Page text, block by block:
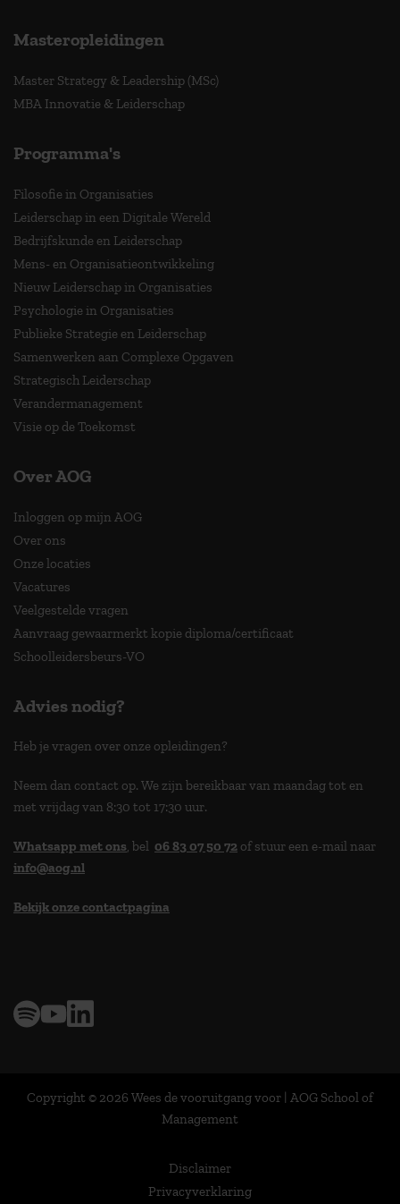
Masteropleidingen
Master Strategy & Leadership (MSc)
MBA Innovatie & Leiderschap
Programma's
Filosofie in Organisaties
Leiderschap in een Digitale Wereld
Bedrijfskunde en Leiderschap
Mens- en Organisatieontwikkeling
Nieuw Leiderschap in Organisaties
Psychologie in Organisaties
Publieke Strategie en Leiderschap
Samenwerken aan Complexe Opgaven
Strategisch Leiderschap
Verandermanagement
Visie op de Toekomst
Over AOG
Inloggen op mijn AOG
Over ons
Onze locaties
Vacatures
Veelgestelde vragen
Aanvraag gewaarmerkt kopie diploma/certificaat
Schoolleidersbeurs-VO
Advies nodig?
Heb je vragen over onze opleidingen?
Neem dan contact op. We zijn bereikbaar van maandag tot en
met vrijdag van 8:30 tot 17:30 uur.
Whatsapp met ons, bel 06 83 07 50 72 of stuur een e-mail naar
info@aog.nl
Bekijk onze contactpagina
Copyright © 2026 Wees de vooruitgang voor | AOG School of
Management
Disclaimer
Privacyverklaring